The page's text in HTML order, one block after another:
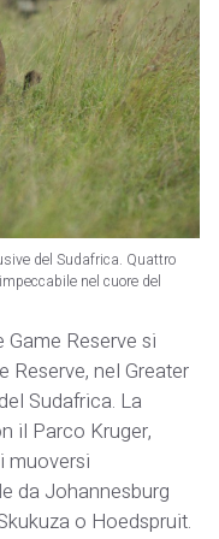
del Sudafrica. Quattro
nel cuore del
Game Reserve si
Reserve, nel Greater
Sudafrica. La
il Parco Kruger,
muoversi
da Johannesburg
o Hoedspruit.